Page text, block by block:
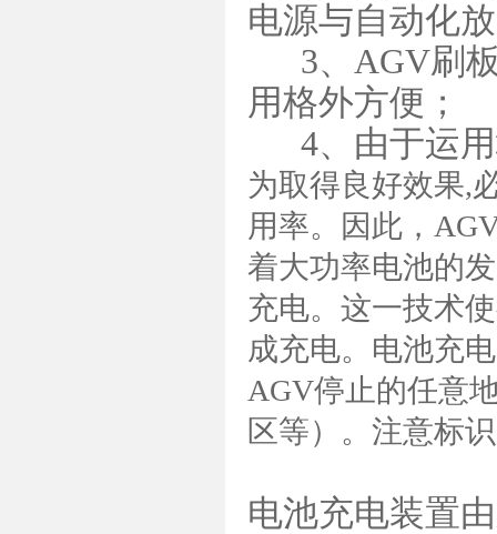
电源与自动化
3、AGV刷板
用格外方便；
4、由于运用
为取得良好效果,
用率。因此，
着大功率电池的
充电。这一技术
成充电。电池充
AGV停止的任意
区等）。注意标
电池充电装置